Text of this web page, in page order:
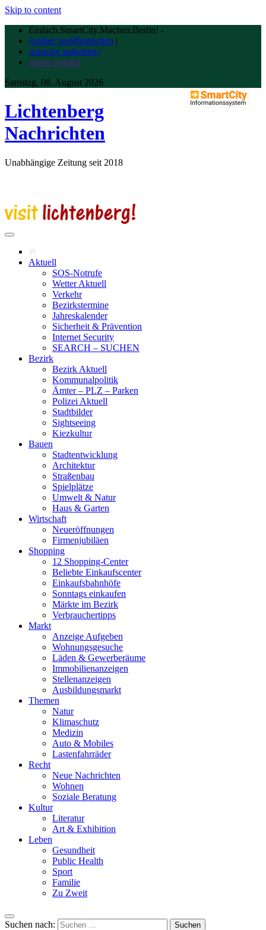
Skip to content
Einfach.SmartCity.Machen:Berlin! -
Artikel veröffentlichen |
Anzeige aufgeben |
Autor werden
Samstag, 08. August 2026
Lichtenberg
Nachrichten
Unabhängige Zeitung seit 2018
Aktuell
SOS-Notrufe
Wetter Aktuell
Verkehr
Bezirkstermine
Jahreskalender
Sicherheit & Prävention
Internet Security
SEARCH – SUCHEN
Bezirk
Bezirk Aktuell
Kommunalpolitik
Ämter – PLZ – Parken
Polizei Aktuell
Stadtbilder
Sightseeing
Kiezkultur
Bauen
Stadtentwicklung
Architektur
Straßenbau
Spielplätze
Umwelt & Natur
Haus & Garten
Wirtschaft
Neueröffnungen
Firmenjubiläen
Shopping
12 Shopping-Center
Beliebte Einkaufscenter
Einkaufsbahnhöfe
Sonntags einkaufen
Märkte im Bezirk
Verbrauchertipps
Markt
Anzeige Aufgeben
Wohnungsgesuche
Läden & Gewerberäume
Immobilienanzeigen
Stellenanzeigen
Ausbildungsmarkt
Themen
Natur
Klimaschutz
Medizin
Auto & Mobiles
Lastenfahrräder
Recht
Neue Nachrichten
Wohnen
Soziale Beratung
Kultur
Literatur
Art & Exhibition
Leben
Gesundheit
Public Health
Sport
Familie
Zu Zweit
Suchen nach: